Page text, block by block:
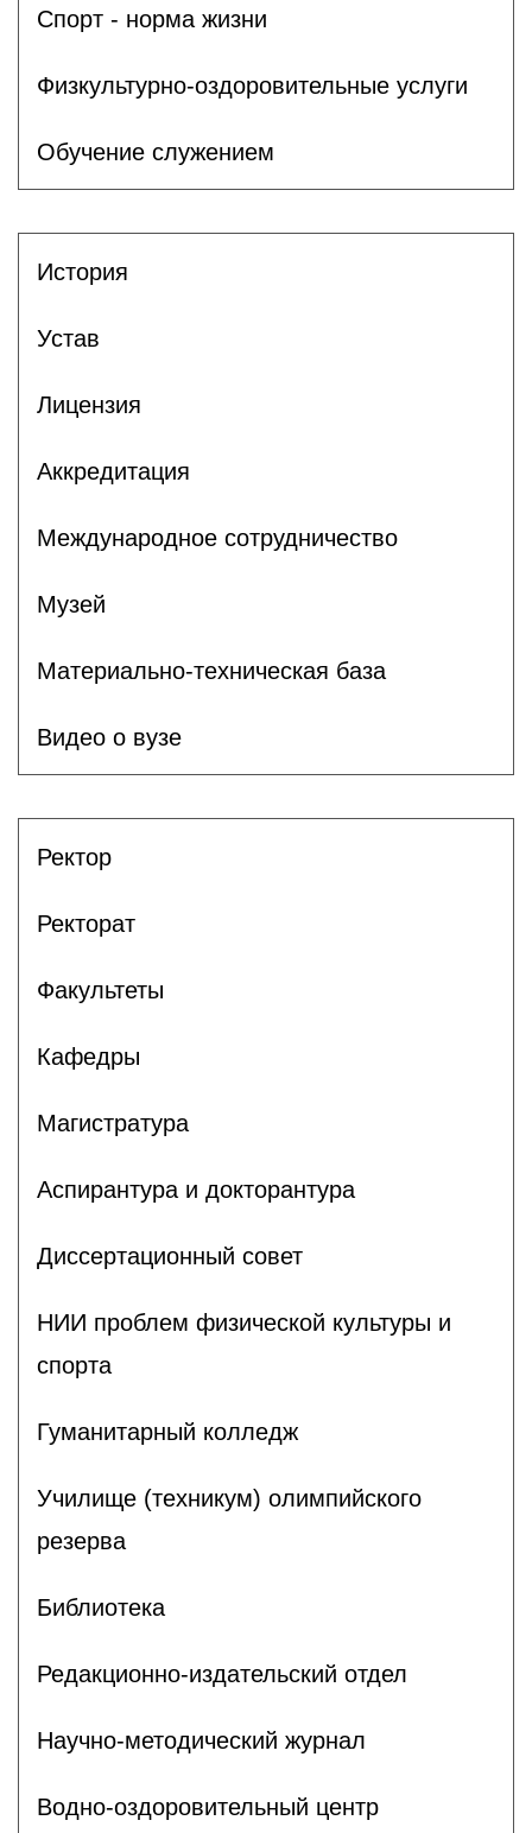
Спорт - норма жизни
Физкультурно-оздоровительные услуги
Обучение служением
История
Устав
Лицензия
Аккредитация
Международное сотрудничество
Музей
Материально-техническая база
Видео о вузе
Ректор
Ректорат
Факультеты
Кафедры
Магистратура
Аспирантура и докторантура
Диссертационный совет
НИИ проблем физической культуры и
спорта
Гуманитарный колледж
Училище (техникум) олимпийского
резерва
Библиотека
Редакционно-издательский отдел
Научно-методический журнал
Водно-оздоровительный центр